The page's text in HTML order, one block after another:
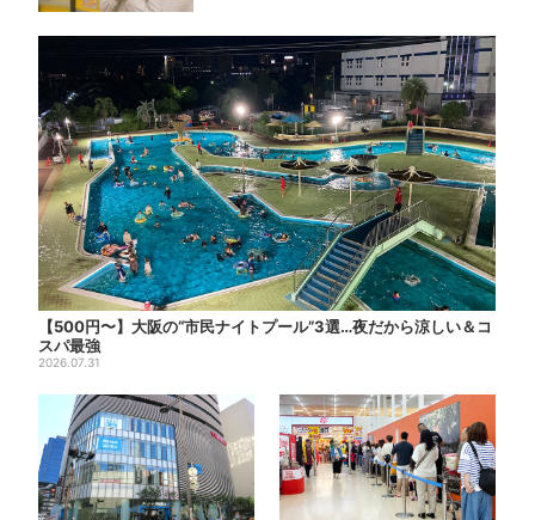
【500円〜】大阪の“市民ナイトプール”3選…夜だから涼しい＆コ
スパ最強
2026.07.31